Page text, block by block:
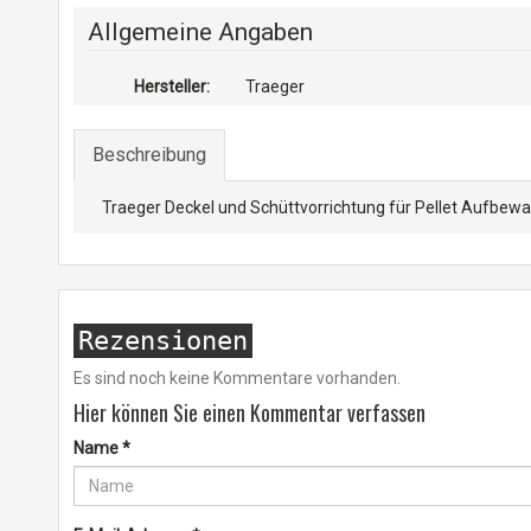
Allgemeine Angaben
Hersteller: Traeger
Beschreibung
Traeger Deckel und Schüttvorrichtung für Pellet
Rezensionen
Es sind noch keine Kommentare vorhanden.
Hier können Sie einen Kommentar verfassen
Name*